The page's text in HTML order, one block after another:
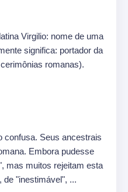
Virgilio: nome de uma
significa: portador da
romanas).
confusa. Seus ancestrais
Embora pudesse
mas muitos rejeitam esta
de "inestimável", ...